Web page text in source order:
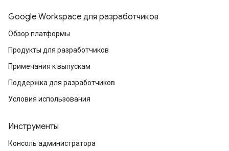
Google Workspace для разработчиков
Обзор платформы
Продукты для разработчиков
Примечания к выпускам
Поддержка для разработчиков
Условия использования
Инструменты
Консоль администратора